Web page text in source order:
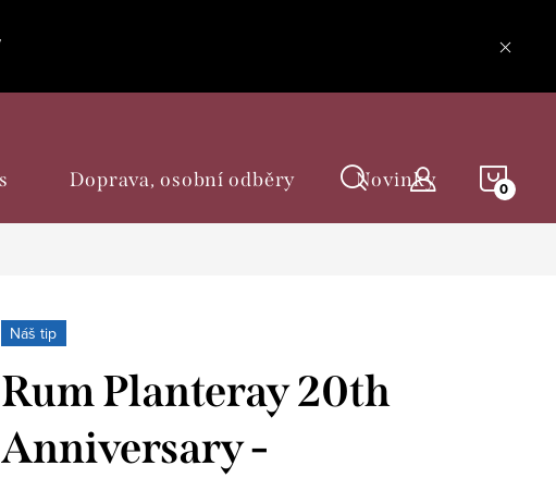
Doprava, osobní odběry Novinky
Náš tip
Rum Planteray 20th
Anniversary -